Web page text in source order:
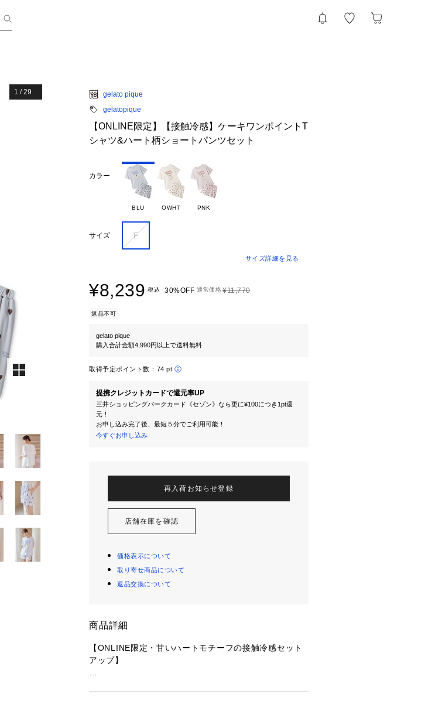
1 /29
gelato pique
gelatopique
【ONLINE限定】【接触冷感】ケーキワンポイントT
シャツ&ハート柄ショートパンツセット
カラー
BLU OWHT PNK
サイズ F
サイズ詳細を見る
¥8,239 税込 30%OFF 通常価格¥11,770
返品不可
gelato pique
購入合計金額4,990円以上で送料無料
取得予定ポイント数： 74 pt
提携クレジットカードで還元率UP
三井ショッピングパークカード《セゾン》なら更に¥100につき1pt還
元！
お申し込み完了後、最短５分でご利用可能！
今すぐお申し込み
再入荷お知らせ登録
店舗在庫を確認
価格表示について
取り寄せ商品について
返品交換について
商品詳細
【ONLINE限定・甘いハートモチーフの接触冷感セット
アップ】